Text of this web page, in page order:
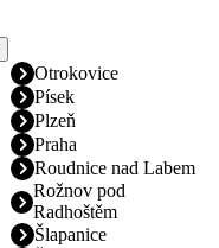
Otrokovice
Písek
Plzeň
Praha
Roudnice nad Labem
Rožnov pod
Radhoštěm
Šlapanice